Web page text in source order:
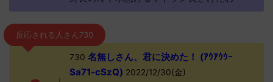
反応される人さん730
730 名無しさん、君に決めた！ (ｱｳｱｳｳｰ
Sa71-cSzQ) 2022/12/30(金)